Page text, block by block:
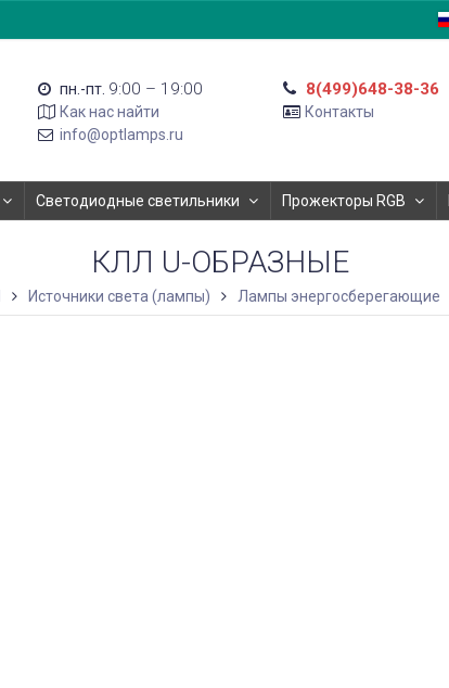
пн.-пт. 9:00 – 19:00
Как нас найти
info@optlamps.ru
8(499)648-38-36
Контакты
Светодиодные светильники Прожекторы RGB
КЛЛ U-ОБРАЗНЫЕ
Источники света (лампы) Лампы энергосберегающие